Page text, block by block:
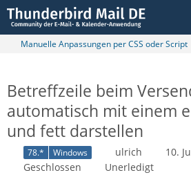
Manuelle Anpassungen per CSS oder Script
Betreffzeile beim
automatisch mit einem
und fett darstellen
78.* Windows ulrich
10.
Geschlossen
Unerledigt